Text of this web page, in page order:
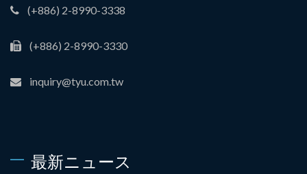
(+886) 2-8990-3338
(+886) 2-8990-3330
inquiry@tyu.com.tw
最新ニュース